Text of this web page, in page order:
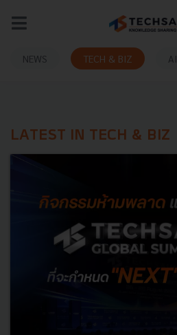
NEWS TECH & BIZ AI
LATEST IN TECH & BIZ